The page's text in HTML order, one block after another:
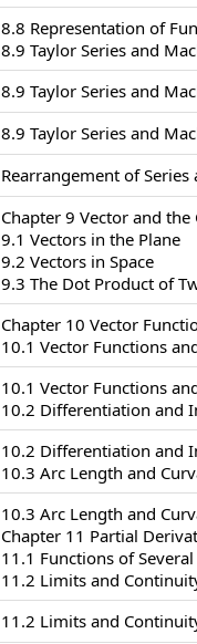
8.8 Representation of
8.9 Taylor Series and
8.9 Taylor Series and
8.9 Taylor Series and
Rearrangement of
Chapter 9 Vector and
9.1 Vectors in the Plane
9.2 Vectors in Space
9.3 The Dot Product of
Chapter 10 Vector
10.1 Vector Functions
10.1 Vector Functions
10.2 Differentiation and
10.2 Differentiation and
10.3 Arc Length and
10.3 Arc Length and
Chapter 11 Partial
11.1 Functions of
11.2 Limits and
11.2 Limits and